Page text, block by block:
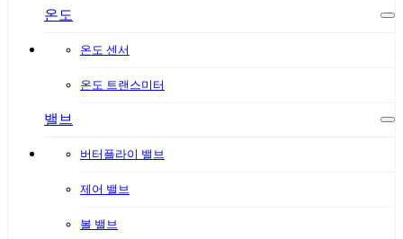
온도
온도 센서
온도 트랜스미터
밸브
버터플라이 밸브
제어 밸브
볼 밸브